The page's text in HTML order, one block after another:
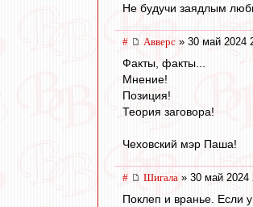
Не будучи заядлым
# Авверс » 30 май 2024
Факты, факты...
Мнение!
Позиция!
Теория заговора!
Чеховский мэр Паша!
# Шигала » 30 май 2024
Поклеп и вранье. Если